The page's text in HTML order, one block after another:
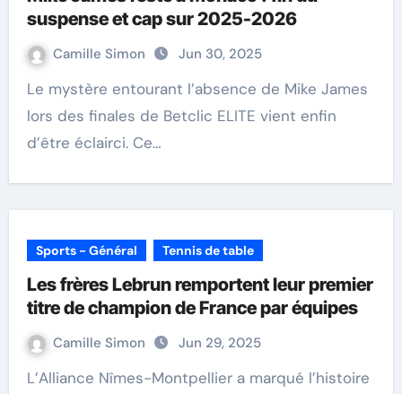
suspense et cap sur 2025-2026
Camille Simon Jun 30, 2025
Le mystère entourant l’absence de Mike James
lors des finales de Betclic ELITE vient enfin
d’être éclairci. Ce…
Sports - Général Tennis de table
Les frères Lebrun remportent leur premier
titre de champion de France par équipes
Camille Simon Jun 29, 2025
L’Alliance Nîmes-Montpellier a marqué l’histoire